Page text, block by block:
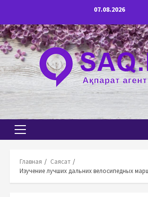
содержимому
07.08.2026
Основное
Главная
Саясат
Изучение лучших дальних велосипедных